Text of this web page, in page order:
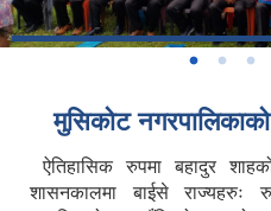
मुसिकोट नगरपालिकाको
ऐतिहासिक रुपमा बहादुर
शासनकालमा
बाईसे राज्यहरुः